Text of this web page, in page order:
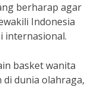
berharap agar
Indonesia
internasional.
basket wanita
dunia olahraga,